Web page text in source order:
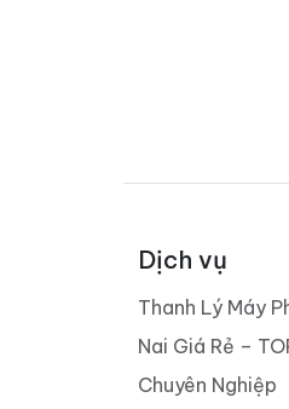
Dịch vụ
Thanh Lý Máy
Nai Giá Rẻ –
Chuyên Nghiệp